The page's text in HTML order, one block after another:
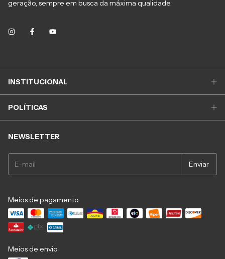
geração, sempre em busca da máxima qualidade.
INSTITUCIONAL
POLÍTICAS
NEWSLETTER
Meios de pagamento
Meios de envio